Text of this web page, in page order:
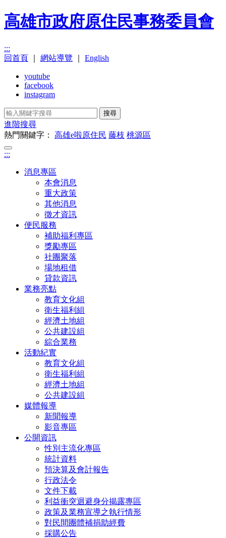
高雄市政府原住民事務委員會
:::
回首頁
網站導覽 English
youtube
facebook
instagram
搜尋
進階搜尋
熱門關鍵字： 高雄e啦原住民 藤枝 桃源區
:::
消息專區
本會消息
重大政策
其他消息
徵才資訊
便民服務
補助福利專區
獎勵專區
社團聚落
場地租借
貸款資訊
業務亮點
教育文化組
衛生福利組
經濟土地組
公共建設組
綜合業務
活動紀實
教育文化組
衛生福利組
經濟土地組
公共建設組
媒體報導
新聞報導
影音專區
公開資訊
性別主流化專區
統計資料
預決算及會計報告
行政法令
文件下載
利益衝突迴避身分揭露專區
政策及業務宣導之執行情形
對民間團體補捐助經費
採購公告